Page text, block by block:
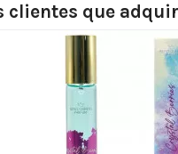
clientes que